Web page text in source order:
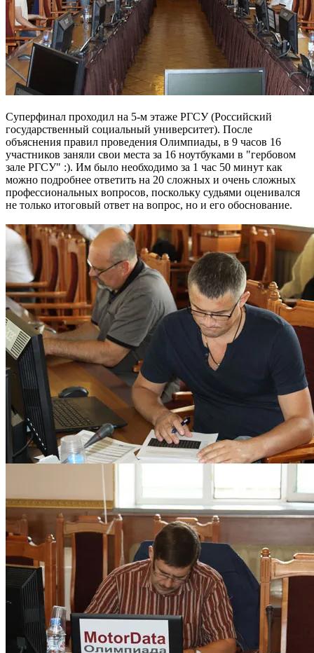
Суперфинал проходил на 5-м этаже РГСУ (Российский
государственный социальный университет). После
объяснения правил проведения Олимпиады, в 9 часов 16
участников заняли свои места за 16 ноутбуками в "гербовом
зале РГСУ" :). Им было необходимо за 1 час 50 минут как
можно подробнее ответить на 20 сложных и очень сложных
профессиональных вопросов, поскольку судьями оценивался
не только итоговый ответ на вопрос, но и его обоснование.